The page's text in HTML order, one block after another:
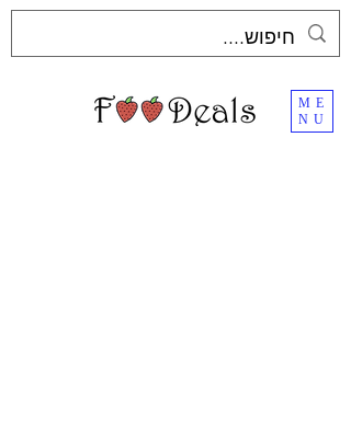
ME
NU